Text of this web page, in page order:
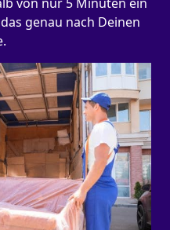
genau nach Deinen